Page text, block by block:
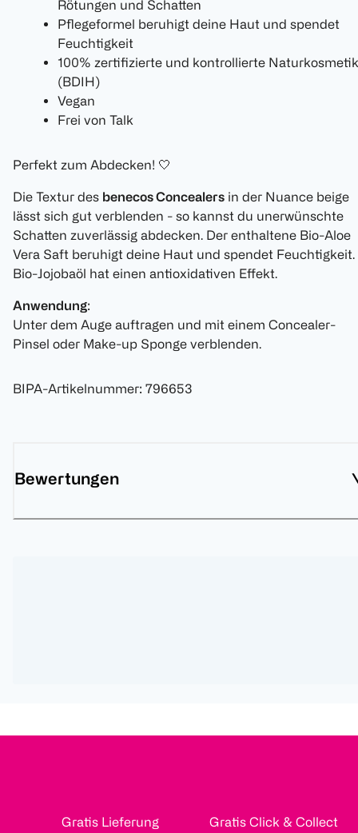
Rötungen und Schatten
Pflegeformel beruhigt deine Haut und spendet
Feuchtigkeit
100% zertifizierte und kontrollierte Naturkosmetik
(BDIH)
Vegan
Frei von Talk
Perfekt zum Abdecken! 🤍
Die Textur des benecos Concealers in der Nuance beige
lässt sich gut verblenden - so kannst du unerwünschte
Schatten zuverlässig abdecken. Der enthaltene Bio-Aloe
Vera Saft beruhigt deine Haut und spendet Feuchtigkeit.
Bio-Jojobaöl hat einen antioxidativen Effekt.
Anwendung:
Unter dem Auge auftragen und mit einem Concealer-
Pinsel oder Make-up Sponge verblenden.
BIPA-Artikelnummer: 796653
Bewertungen
Gratis Lieferung
Gratis Click & Collect